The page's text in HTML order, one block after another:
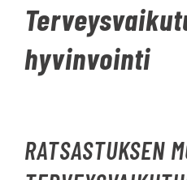
hyvinvointi
RATSASTUKSEN